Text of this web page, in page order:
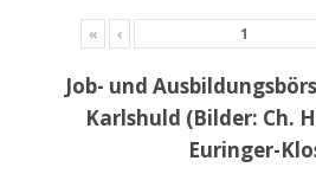
« ‹
Job- und
Karlshuld (Bilder: Ch.
Euringer-